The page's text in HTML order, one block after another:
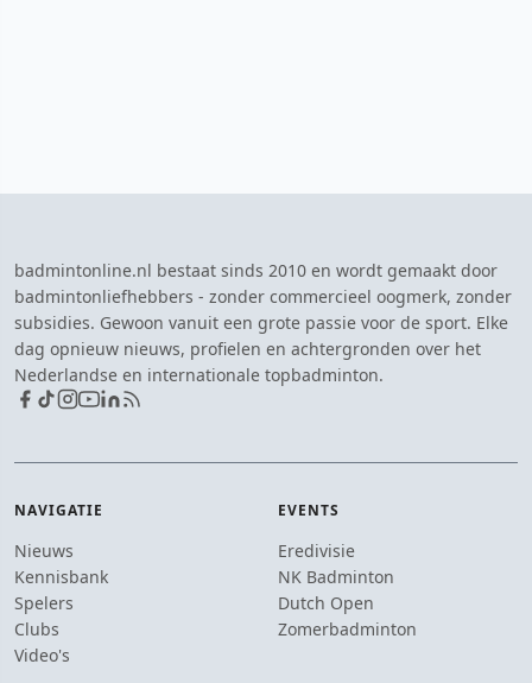
badmintonline.nl bestaat sinds 2010 en wordt gemaakt door
badmintonliefhebbers - zonder commercieel oogmerk, zonder
subsidies. Gewoon vanuit een grote passie voor de sport. Elke
dag opnieuw nieuws, profielen en achtergronden over het
Nederlandse en internationale topbadminton.
NAVIGATIE
Nieuws
Kennisbank
Spelers
Clubs
Video's
EVENTS
Eredivisie
NK Badminton
Dutch Open
Zomerbadminton